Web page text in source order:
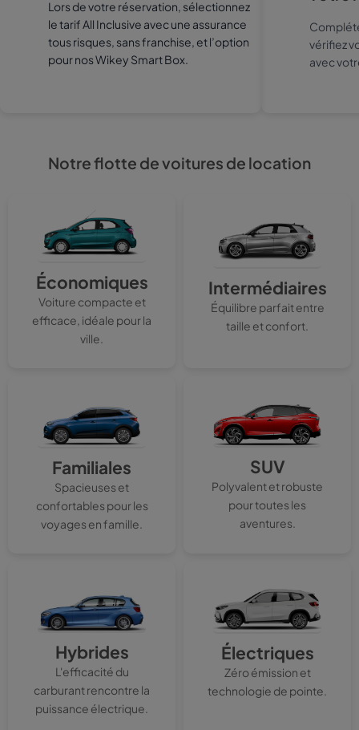
Lors de votre réservation, sélectionnez
le tarif All Inclusive avec une assurance
tous risques, sans franchise, et l’option
pour nos Wikey Smart Box.
vérifiez
avec
Notre flotte de voitures de location
Économiques
Voiture compacte et
efficace, idéale pour la
ville.
Intermédiaires
Équilibre parfait entre
taille et confort.
Familiales
Spacieuses et
confortables pour les
voyages en famille.
SUV
Polyvalent et robuste
pour toutes les
aventures.
Hybrides
L'efficacité du
carburant rencontre la
puissance électrique.
Électriques
Zéro émission et
technologie de pointe.